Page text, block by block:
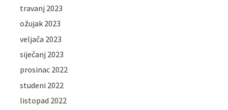
travanj 2023
ožujak 2023
veljača 2023
siječanj 2023
prosinac 2022
studeni 2022
listopad 2022